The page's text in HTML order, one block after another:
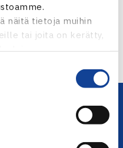
näitä tietoja muihin
tai joita on kerätty,